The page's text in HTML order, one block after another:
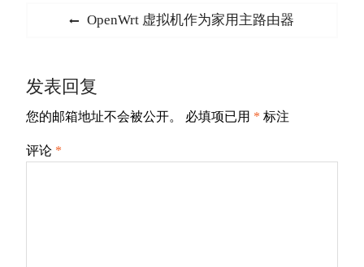
航
Previous
OpenWrt 虚拟机作为家用主路由器
发表回复
您的邮箱地址不会被公开。 必填项已用 * 标注
评论 *